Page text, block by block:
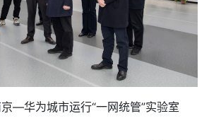
华为城市运行“一网统管”实验室